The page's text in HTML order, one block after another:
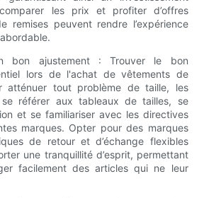
les prix et profiter d’offres
remises peuvent rendre l’expérience
bon ajustement : Trouver le bon
lors de l'achat de vêtements de
atténuer tout problème de taille, les
se référer aux tableaux de tailles, se
et se familiariser avec les directives
marques. Opter pour des marques
de retour et d’échange flexibles
une tranquillité d’esprit, permettant
facilement des articles qui ne leur